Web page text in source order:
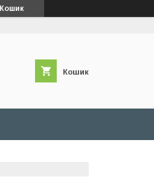
Кошик
Кошик